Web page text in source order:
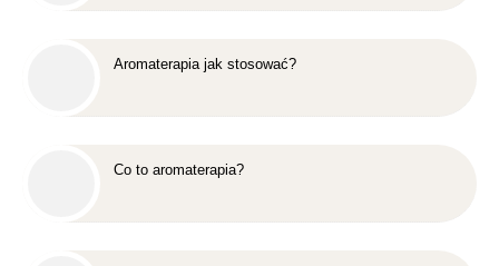
Aromaterapia jak stosować?
Co to aromaterapia?